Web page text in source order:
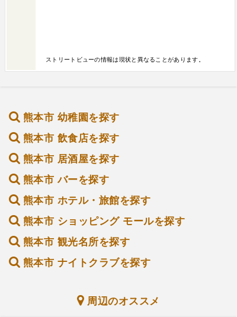
ストリートビューの情報は現状と異なることがあります。
熊本市 幼稚園を探す
熊本市 飲食店を探す
熊本市 居酒屋を探す
熊本市 バーを探す
熊本市 ホテル・旅館を探す
熊本市 ショッピング モールを探す
熊本市 観光名所を探す
熊本市 ナイトクラブを探す
周辺のオススメ